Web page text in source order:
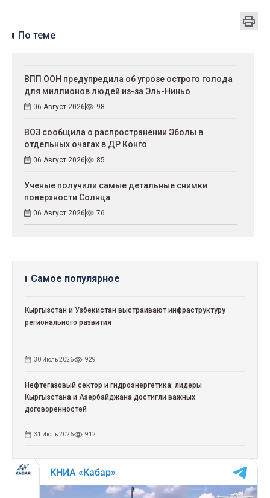
По теме
ВПП ООН предупредила об угрозе острого голода
для миллионов людей из-за Эль-Ниньо
06 Август 2026 98
ВОЗ сообщила о распространении Эболы в
отдельных очагах в ДР Конго
06 Август 2026 85
Ученые получили самые детальные снимки
поверхности Солнца
06 Август 2026 76
Самое популярное
Кыргызстан и Узбекистан выстраивают инфраструктуру
регионального развития
30 Июль 2026 929
Нефтегазовый сектор и гидроэнергетика: лидеры
Кыргызстана и Азербайджана достигли важных
договоренностей
31 Июль 2026 912